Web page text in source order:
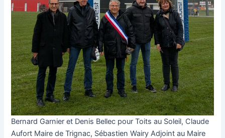
Bernard Garnier et Denis Bellec pour Toits au Soleil, Claude
Aufort Maire de Trignac, Sébastien Wairy Adjoint au Maire